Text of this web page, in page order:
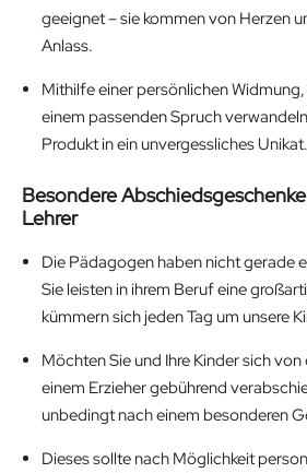
geeignet – sie kommen von Herzen
Anlass.
Mithilfe einer persönlichen
einem passenden Spruch
Produkt in ein unvergessliches Unikat.
Besondere
Lehrer
Die Pädagogen haben nicht gerade
Sie leisten in ihrem Beruf eine
kümmern sich jeden Tag um unsere
Möchten Sie und Ihre Kinder sich
einem Erzieher gebührend
unbedingt nach einem besonderen
Dieses sollte nach Möglichkeit